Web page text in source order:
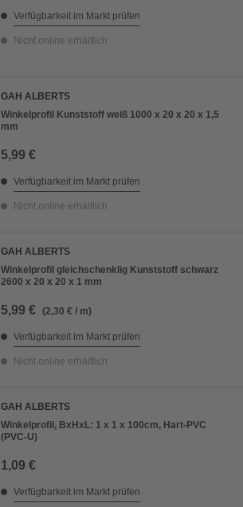
Verfügbarkeit im Markt prüfen
Nicht online erhältlich
GAH ALBERTS
Winkelprofil Kunststoff weiß 1000 x 20 x 20 x 1,5
mm
5,99 €
Verfügbarkeit im Markt prüfen
Nicht online erhältlich
GAH ALBERTS
Winkelprofil gleichschenklig Kunststoff schwarz
2600 x 20 x 20 x 1 mm
5,99 € (2,30 € / m)
Verfügbarkeit im Markt prüfen
Nicht online erhältlich
GAH ALBERTS
Winkelprofil, BxHxL: 1 x 1 x 100cm, Hart-PVC
(PVC-U)
1,09 €
Verfügbarkeit im Markt prüfen